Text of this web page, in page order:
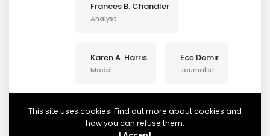
Frances B. Chandler
Analyst
Karen A. Harris
Model
Ece Demir
Journalist
Betty J. Smith
Journalist
This site uses cookies. Find out more about cookies and
how you can refuse them.